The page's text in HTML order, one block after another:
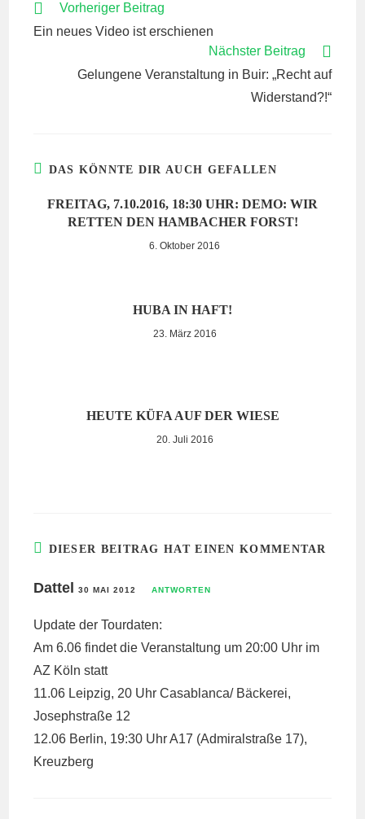
WEITERE
ANSEHEN
Vorheriger Beitrag
Ein neues Video ist erschienen
Nächster Beitrag
Gelungene Veranstaltung in Buir: „Recht auf
Widerstand?!“
DAS KÖNNTE DIR AUCH GEFALLEN
FREITAG, 7.10.2016, 18:30 UHR: DEMO: WIR
RETTEN DEN HAMBACHER FORST!
6. Oktober 2016
HUBA IN HAFT!
23. März 2016
HEUTE KÜFA AUF DER WIESE
20. Juli 2016
DIESER BEITRAG HAT EINEN KOMMENTAR
Dattel30 MAI 2012 ANTWORTEN
Update der Tourdaten:
Am 6.06 findet die Veranstaltung um 20:00 Uhr im
AZ Köln statt
11.06 Leipzig, 20 Uhr Casablanca/ Bäckerei,
Josephstraße 12
12.06 Berlin, 19:30 Uhr A17 (Admiralstraße 17),
Kreuzberg